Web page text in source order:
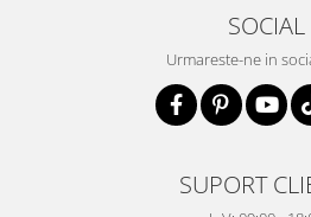
SOCIAL
Urmareste-ne in
SUPORT